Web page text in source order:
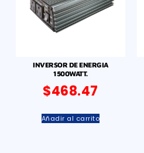
INVERSOR DE ENERGIA
1500WATT.
$468.47
Añadir al carrito